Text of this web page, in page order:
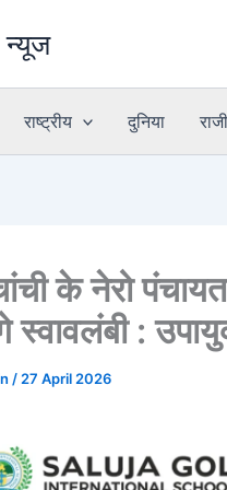
न्यूज
राष्ट्रीय दुनिया
के नेरो
:
/ 27 April 2026